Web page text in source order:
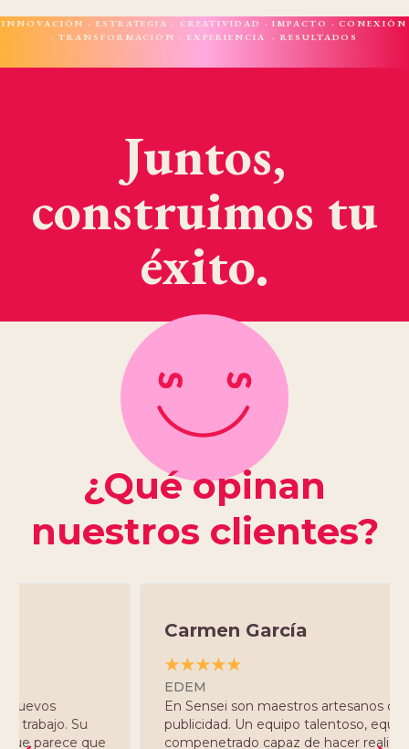
INNOVACIÓN · ESTRATEGIA · CREATIVIDAD · IMPACTO · CONEXIÓN
· TRANSFORMACIÓN · EXPERIENCIA · RESULTADOS
Juntos,
construimos tu
éxito.
¿Qué opinan
nuestros clientes?
Carmen García
En Sensei son maestros artesanos de la
publicidad. Un equipo talentoso, equilibrado y
compenetrado capaz de hacer realidad cualquier